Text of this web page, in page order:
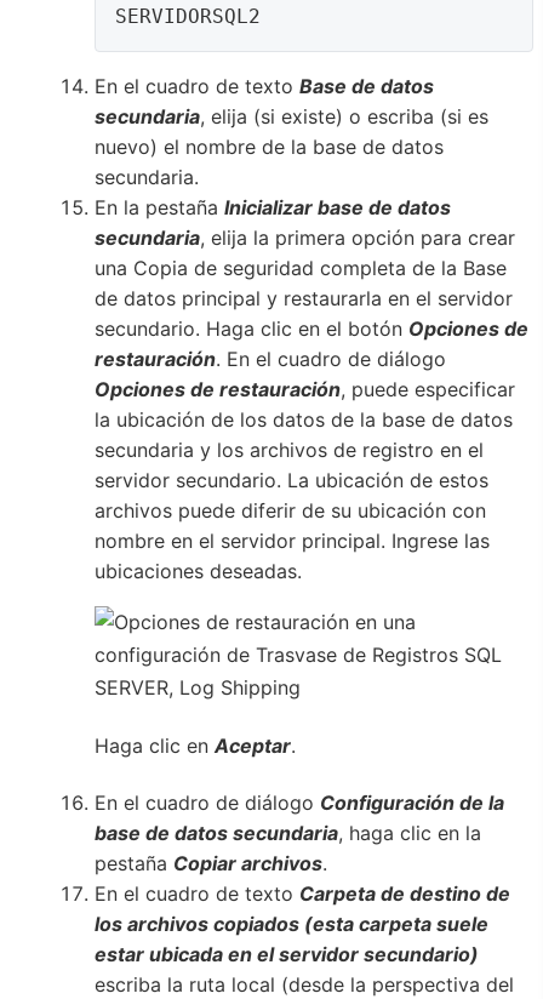
SERVIDORSQL2
En el cuadro de texto Base de datos
secundaria, elija (si existe) o escriba (si es
nuevo) el nombre de la base de datos
secundaria.
En la pestaña Inicializar base de datos
secundaria, elija la primera opción para crear
una Copia de seguridad completa de la Base
de datos principal y restaurarla en el servidor
secundario. Haga clic en el botón Opciones de
restauración. En el cuadro de diálogo
Opciones de restauración, puede especificar
la ubicación de los datos de la base de datos
secundaria y los archivos de registro en el
servidor secundario. La ubicación de estos
archivos puede diferir de su ubicación con
nombre en el servidor principal. Ingrese las
ubicaciones deseadas.
Haga clic enAceptar.
En el cuadro de diálogo Configuración de la
base de datos secundaria, haga clic en la
pestaña Copiar archivos.
En el cuadro de texto Carpeta de destino de
los archivos copiados (esta carpeta suele
estar ubicada en el servidor secundario)
escriba la ruta local (desde la perspectiva del